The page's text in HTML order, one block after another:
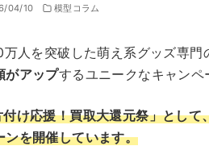
04/10 模型コラム
人を突破した萌え系グッズ専門
がアップするユニークなキャンペ
け応援！買取大還元祭」とし
ンを開催しています。